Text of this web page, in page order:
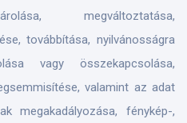
megváltoztatása,
továbbítása, nyilvánosságra
vagy összekapcsolása,
valamint az adat
megakadályozása, fénykép-,